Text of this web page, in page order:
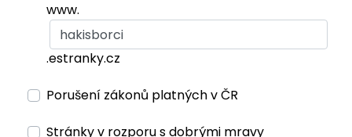
www.
.estranky.cz
Porušení zákonů platných v ČR
Stránky v rozporu s dobrými mravy